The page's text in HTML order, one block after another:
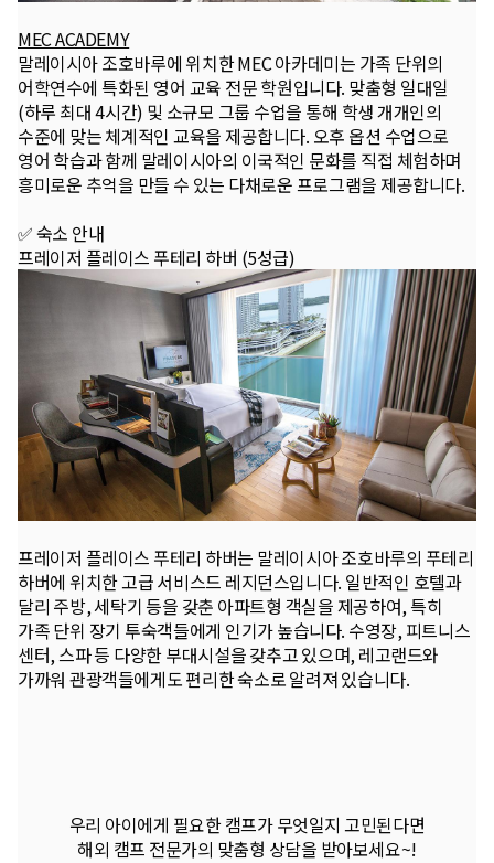
MEC ACADEMY
말레이시아 조호바루에 위치한 MEC 아카데미는 가족 단위의
어학연수에 특화된 영어 교육 전문 학원입니다. 맞춤형 일대일
(하루 최대 4시간) 및 소규모 그룹 수업을 통해 학생 개개인의
수준에 맞는 체계적인 교육을 제공합니다. 오후 옵션 수업으로
영어 학습과 함께 말레이시아의 이국적인 문화를 직접 체험하며
흥미로운 추억을 만들 수 있는 다채로운 프로그램을 제공합니다.
✅ 숙소 안내
프레이저 플레이스 푸테리 하버 (5성급)
프레이저 플레이스 푸테리 하버는 말레이시아 조호바루의 푸테리
하버에 위치한 고급 서비스드 레지던스입니다. 일반적인 호텔과
달리 주방, 세탁기 등을 갖춘 아파트형 객실을 제공하여, 특히
가족 단위 장기 투숙객들에게 인기가 높습니다. 수영장, 피트니스
센터, 스파 등 다양한 부대시설을 갖추고 있으며, 레고랜드와
가까워 관광객들에게도 편리한 숙소로 알려져 있습니다.
우리 아이에게 필요한 캠프가 무엇일지 고민된다면
해외 캠프 전문가의 맞춤형 상담을 받아보세요~!